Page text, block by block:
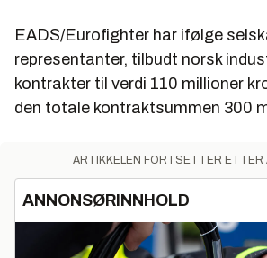
EADS/Eurofighter har ifølge
representanter, tilbudt norsk
kontrakter til verdi 110 millioner
den totale kontraktsummen 300
ARTIKKELEN FORTSETTER ETTER
ANNONSØRINNHOLD